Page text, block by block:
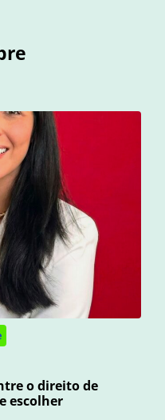
o direito de
escolher